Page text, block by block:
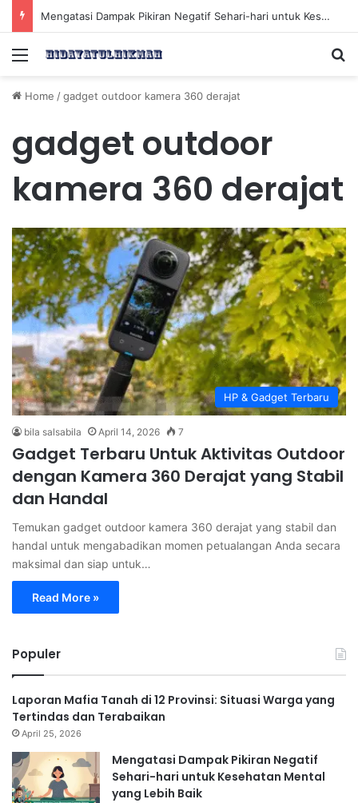
Mengatasi Dampak Pikiran Negatif Sehari-hari untuk Kesehatan Mental yang Lebih Baik
Menu
Home /gadget outdoor kamera 360 derajat
gadget outdoor
kamera 360 derajat
HP & Gadget Terbaru
bila salsabila April 14, 2026 7
Gadget Terbaru Untuk Aktivitas Outdoor
dengan Kamera 360 Derajat yang Stabil
dan Handal
Temukan gadget outdoor kamera 360 derajat yang stabil dan
handal untuk mengabadikan momen petualangan Anda secara
maksimal dan siap untuk…
Read More »
Populer
Laporan Mafia Tanah di 12 Provinsi: Situasi Warga yang
Tertindas dan Terabaikan
April 25, 2026
Mengatasi Dampak Pikiran Negatif
Sehari-hari untuk Kesehatan Mental
yang Lebih Baik